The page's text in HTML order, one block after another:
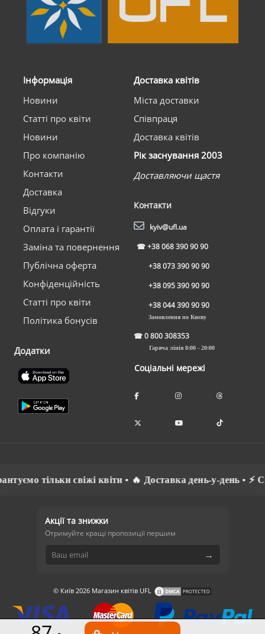
Інформація
Новини
Статті про квіти
Новини
Про компанію
Контакти
Доставка
Відгуки
Оплата і гарантії
Заміна та повернення
Публічна оферта
Конфіденційність
Статті про квіти
Політика бонусів
Додатки
Доставка квітів
Міста доставки
Співпраця
Доставка квітів
Рік заснування 2003
Доставляючи щастя
Контакти
kyiv@ufl.ua
☎+38 068 390 90 90
+38 073 390 90 90
+38 095 390 90 90
+38 044 390 90 90
Замовлення по Києву
☎0 800 308353
Гаряча лінія 8:00 - 20:00
Соціальні мережі
свіжі квіти • 🔥 Доставка день-у-день • ⚡
Акції та знижки
Отримуйте кращі пропозиції першим
→
© Київ 2026 Магазин квітів UFL